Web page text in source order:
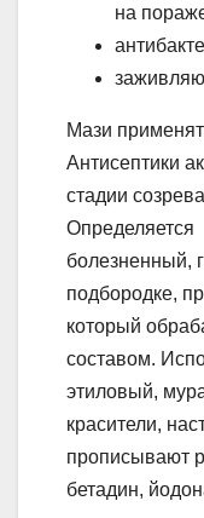
на
Мази
Антисептики
стадии
Определяется
болезненный,
подбородке,
который
составом.
этиловый,
красители,
прописывают
бетадин,